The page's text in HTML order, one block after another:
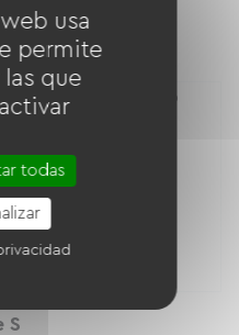
S
usa
permite
que
todas